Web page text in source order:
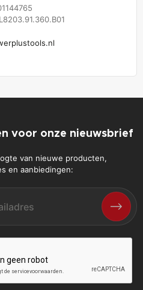
voor onze nieuwsbrief
van nieuwe producten,
en aanbiedingen: